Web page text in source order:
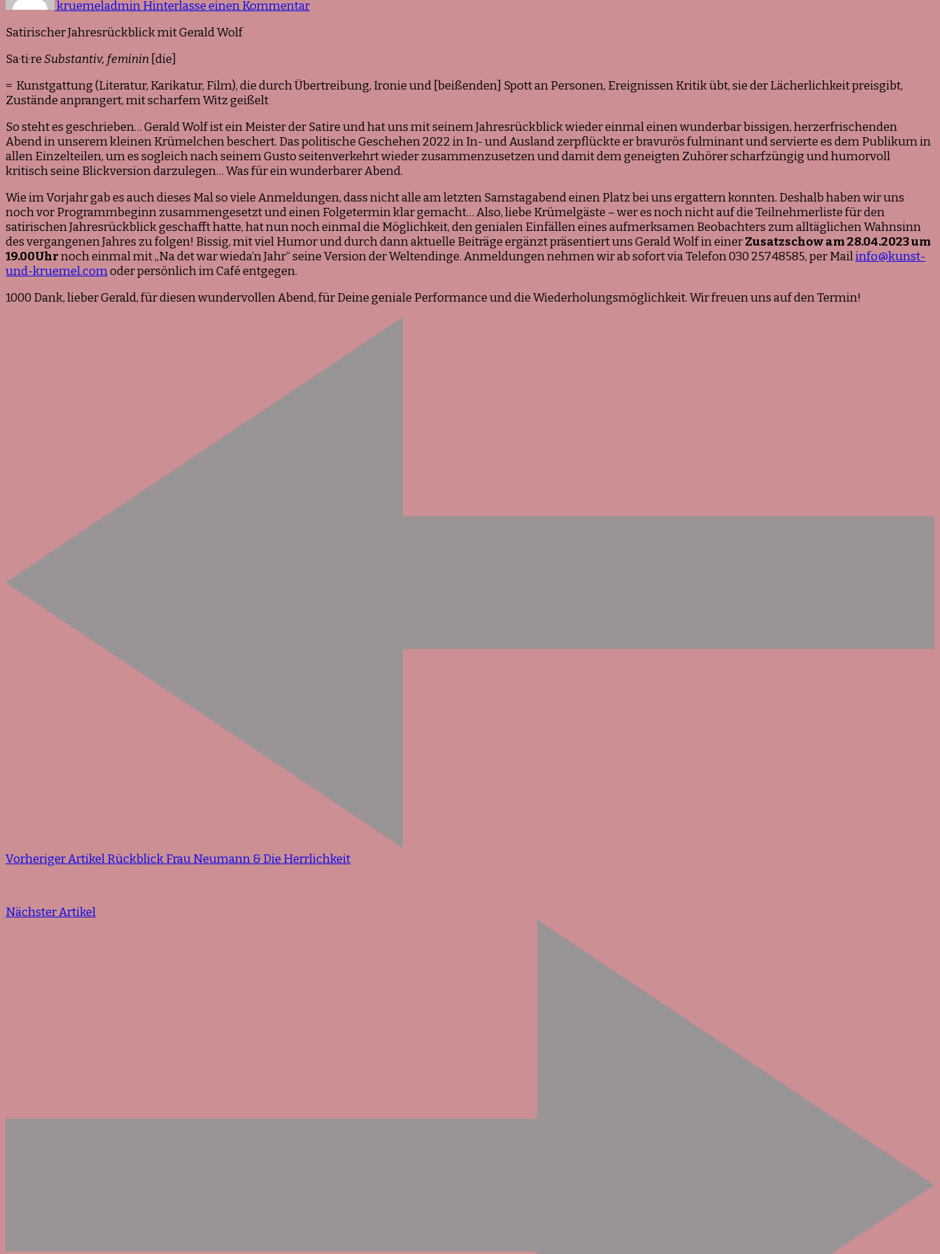
kruemeladminHinterlasse einen KommentarWolf
Satirischer Jahresrückblick mit Gerald Wolf
Sa·ti·reSubstantiv, feminin [die]
= Kunstgattung (Literatur, Karikatur, Film), die durch Übertreibung, Ironie und [beißenden] Spott an Personen, Ereignissen Kritik übt, sie der Lächerlichkeit preisgibt,
Zustände anprangert, mit scharfem Witz geißelt
So steht es geschrieben… Gerald Wolf ist ein Meister der Satire und hat uns mit seinem Jahresrückblick wieder einmal einen wunderbar bissigen, herzerfrischenden
Abend in unserem kleinen Krümelchen beschert. Das politische Geschehen 2022 in In- und Ausland zerpflückte er bravurös fulminant und servierte es dem Publikum in
allen Einzelteilen, um es sogleich nach seinem Gusto seitenverkehrt wieder zusammenzusetzen und damit dem geneigten Zuhörer scharfzüngig und humorvoll
kritisch seine Blickversion darzulegen… Was für ein wunderbarer Abend.
Wie im Vorjahr gab es auch dieses Mal so viele Anmeldungen, dass nicht alle am letzten Samstagabend einen Platz bei uns ergattern konnten. Deshalb haben wir uns
noch vor Programmbeginn zusammengesetzt und einen Folgetermin klar gemacht… Also, liebe Krümelgäste – wer es noch nicht auf die Teilnehmerliste für den
satirischen Jahresrückblick geschafft hatte, hat nun noch einmal die Möglichkeit, den genialen Einfällen eines aufmerksamen Beobachters zum alltäglichen Wahnsinn
des vergangenen Jahres zu folgen! Bissig, mit viel Humor und durch dann aktuelle Beiträge ergänzt präsentiert uns Gerald Wolf in einerZusatzschow am 28.04.2023 um
19.00Uhrnoch einmal mit „Na det war wieda‘n Jahr“ seine Version der Weltendinge. Anmeldungen nehmen wir ab sofort via Telefon 030 25748585, per Mailinfo@kunst-
und-kruemel.comoder persönlich im Café entgegen.
1000 Dank, lieber Gerald, für diesen wundervollen Abend, für Deine geniale Performance und die Wiederholungsmöglichkeit. Wir freuen uns auf den Termin!
Vorheriger ArtikelRückblick Frau Neumann & Die Herrlichkeit
Nächster Artikel